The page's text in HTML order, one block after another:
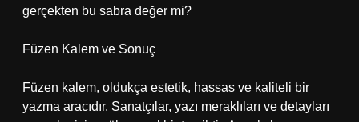
gerçekten bu sabra değer mi?
Füzen Kalem ve Sonuç
Füzen kalem, oldukça estetik, hassas ve kaliteli bir
yazma aracıdır. Sanatçılar, yazı meraklıları ve detayları